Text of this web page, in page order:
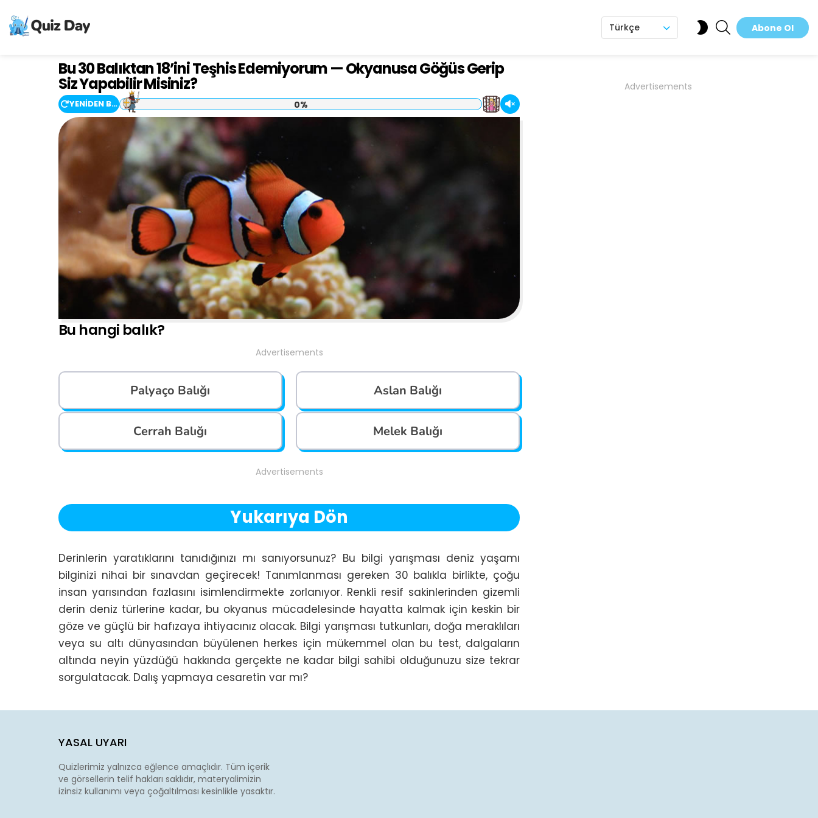
Türkçe
SWITCHSEARCH
Abone Ol
Bu 30 Balıktan 18’ini Teşhis Edemiyorum — Okyanusa Göğüs Gerip
Siz Yapabilir Misiniz?
YENİDEN BAŞLAT 0%
Bu hangi balık?
Advertisements
Palyaço Balığı Aslan Balığı
Cerrah Balığı Melek Balığı
Advertisements
Yukarıya Dön
Derinlerin yaratıklarını tanıdığınızı mı sanıyorsunuz? Bu bilgi yarışması deniz yaşamı
bilginizi nihai bir sınavdan geçirecek! Tanımlanması gereken 30 balıkla birlikte, çoğu
insan yarısından fazlasını isimlendirmekte zorlanıyor. Renkli resif sakinlerinden gizemli
derin deniz türlerine kadar, bu okyanus mücadelesinde hayatta kalmak için keskin bir
göze ve güçlü bir hafızaya ihtiyacınız olacak. Bilgi yarışması tutkunları, doğa meraklıları
veya su altı dünyasından büyülenen herkes için mükemmel olan bu test, dalgaların
altında neyin yüzdüğü hakkında gerçekte ne kadar bilgi sahibi olduğunuzu size tekrar
sorgulatacak. Dalış yapmaya cesaretin var mı?
Advertisements
YASAL UYARI
Quizlerimiz yalnızca eğlence amaçlıdır. Tüm içerik
ve görsellerin telif hakları saklıdır, materyalimizin
izinsiz kullanımı veya çoğaltılması kesinlikle yasaktır.